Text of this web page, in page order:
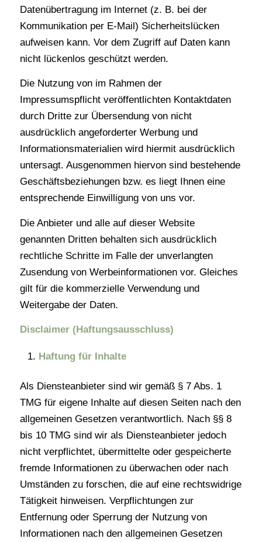
Datenübertragung im Internet (z. B. bei der
Kommunikation per E-Mail) Sicherheitslücken
aufweisen kann. Vor dem Zugriff auf Daten kann
nicht lückenlos geschützt werden.
Die Nutzung von im Rahmen der
Impressumspflicht veröffentlichten Kontaktdaten
durch Dritte zur Übersendung von nicht
ausdrücklich angeforderter Werbung und
Informationsmaterialien wird hiermit ausdrücklich
untersagt. Ausgenommen hiervon sind bestehende
Geschäftsbeziehungen bzw. es liegt Ihnen eine
entsprechende Einwilligung von uns vor.
Die Anbieter und alle auf dieser Website
genannten Dritten behalten sich ausdrücklich
rechtliche Schritte im Falle der unverlangten
Zusendung von Werbeinformationen vor. Gleiches
gilt für die kommerzielle Verwendung und
Weitergabe der Daten.
Disclaimer (Haftungsausschluss)
Haftung für Inhalte
Als Diensteanbieter sind wir gemäß § 7 Abs. 1
TMG für eigene Inhalte auf diesen Seiten nach den
allgemeinen Gesetzen verantwortlich. Nach §§ 8
bis 10 TMG sind wir als Diensteanbieter jedoch
nicht verpflichtet, übermittelte oder gespeicherte
fremde Informationen zu überwachen oder nach
Umständen zu forschen, die auf eine rechtswidrige
Tätigkeit hinweisen. Verpflichtungen zur
Entfernung oder Sperrung der Nutzung von
Informationen nach den allgemeinen Gesetzen